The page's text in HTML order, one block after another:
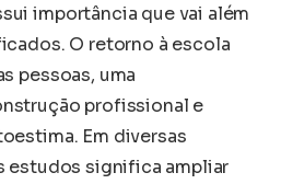
importância que vai além
O retorno à escola
pessoas, uma
profissional e
Em diversas
estudos significa ampliar